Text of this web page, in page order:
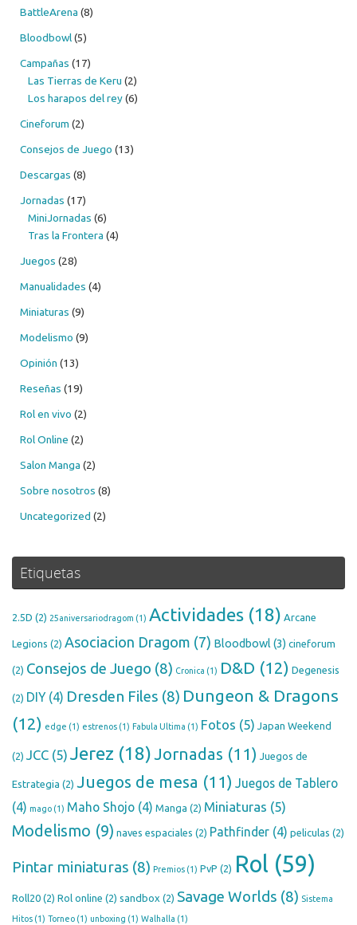
BattleArena (8)
Bloodbowl(5)
Campañas (17)
Las Tierras de Keru (2)
Los harapos del rey(6)
Cineforum (2)
Consejos de Juego (13)
Descargas (8)
Jornadas (17)
MiniJornadas (6)
Tras la Frontera (4)
Juegos (28)
Manualidades (4)
Miniaturas (9)
Modelismo (9)
Opinión (13)
Reseñas (19)
Rol en vivo (2)
Rol Online (2)
Salon Manga (2)
Sobre nosotros (8)
Uncategorized (2)
Etiquetas
2.5D (2) 25aniversariodragom (1) Actividades (18) Arcane
Legions (2) Asociacion Dragom (7) Bloodbowl (3) cineforum
(2) Consejos de Juego (8) Cronica (1) D&D (12) Degenesis
(2) DIY(4) Dresden Files (8) Dungeon & Dragons
(12) edge (1) estrenos (1) Fabula Ultima (1) Fotos (5) Japan Weekend
(2) JCC (5) Jerez (18)Jornadas (11) Juegos de
Estrategia (2) Juegos de mesa (11) Juegos de Tablero
(4) mago (1) Maho Shojo (4) Manga (2) Miniaturas (5)
Modelismo (9) naves espaciales (2) Pathfinder (4) peliculas (2)
Pintar miniaturas (8) Premios (1) PvP (2) Rol (59)
Roll20 (2) Rol online (2) sandbox (2) Savage Worlds (8) Sistema
Hitos (1) Torneo (1) unboxing (1) Walhalla (1)